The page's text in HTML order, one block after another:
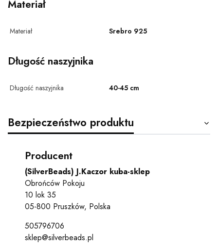
Materiał
Materiał Srebro 925
Długość naszyjnika
Długość naszyjnika 40-45 cm
Bezpieczeństwo produktu
Producent
(SilverBeads) J.Kaczor kuba-sklep
Obrońców Pokoju
10 lok 35
05-800 Pruszków, Polska
505796706
sklep@silverbeads.pl